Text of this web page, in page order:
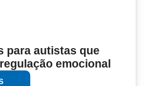
para autistas que
emocional